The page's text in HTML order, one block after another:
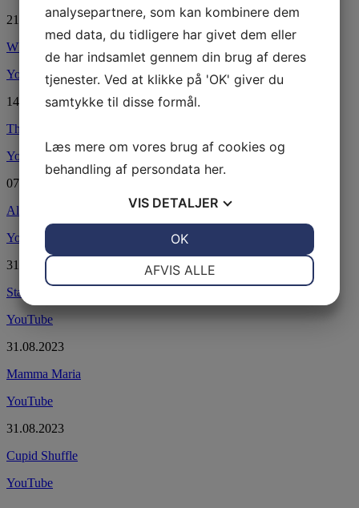
21.09.2023
Who
YouTube
14.09.2023
That Honky Tonk Highway
YouTube
07.09.2023
Always Will
YouTube
31.08.2023
Stand By Me
YouTube
31.08.2023
Mamma Maria
YouTube
31.08.2023
Cupid Shuffle
YouTube
analysepartnere, som kan kombinere dem
med data, du tidligere har givet dem eller
de har indsamlet gennem din brug af deres
tjenester. Ved at klikke på 'OK' giver du
samtykke til disse formål.
Læs mere om vores brug af cookies og
behandling af persondata her.
VIS DETALJER
AFVIS ALLE
OK